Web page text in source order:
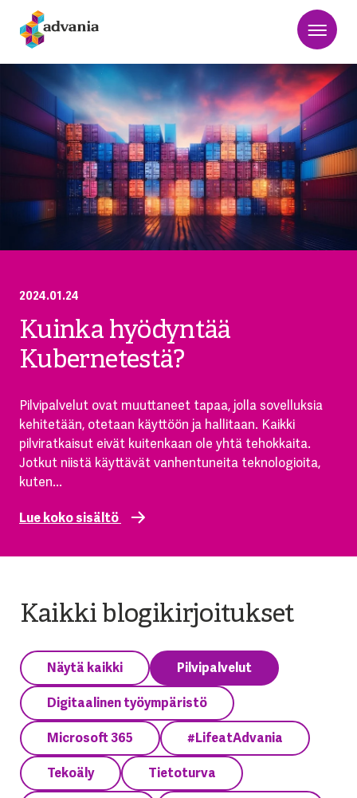
2024.01.24
Kuinka hyödyntää
Kubernetestä?
Pilvipalvelut ovat muuttaneet tapaa, jolla sovelluksia
kehitetään, otetaan käyttöön ja hallitaan. Kaikki
pilviratkaisut eivät kuitenkaan ole yhtä tehokkaita.
Jotkut niistä käyttävät vanhentuneita teknologioita,
kuten...
Lue koko sisältö
Kaikki blogikirjoitukset
Näytä kaikki Pilvipalvelut
Digitaalinen työympäristö
Microsoft 365 #LifeatAdvania
Tekoäly Tietoturva